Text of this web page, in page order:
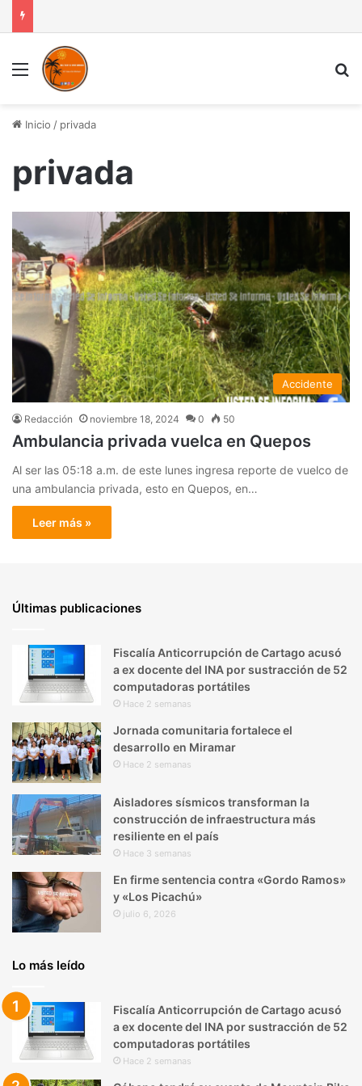
Menú
Inicio / privada
privada
Accidente
Redacción noviembre 18, 2024 0 50
Ambulancia privada vuelca en Quepos
Al ser las 05:18 a.m. de este lunes ingresa reporte de vuelco de
una ambulancia privada, esto en Quepos, en…
Leer más »
Últimas publicaciones
Fiscalía Anticorrupción de Cartago acusó
a ex docente del INA por sustracción de 52
computadoras portátiles
Hace 2 semanas
Jornada comunitaria fortalece el
desarrollo en Miramar
Hace 2 semanas
Aisladores sísmicos transforman la
construcción de infraestructura más
resiliente en el país
Hace 3 semanas
En firme sentencia contra «Gordo Ramos»
y «Los Picachú»
julio 6, 2026
Lo más leído
Fiscalía Anticorrupción de Cartago acusó
a ex docente del INA por sustracción de 52
computadoras portátiles
Hace 2 semanas